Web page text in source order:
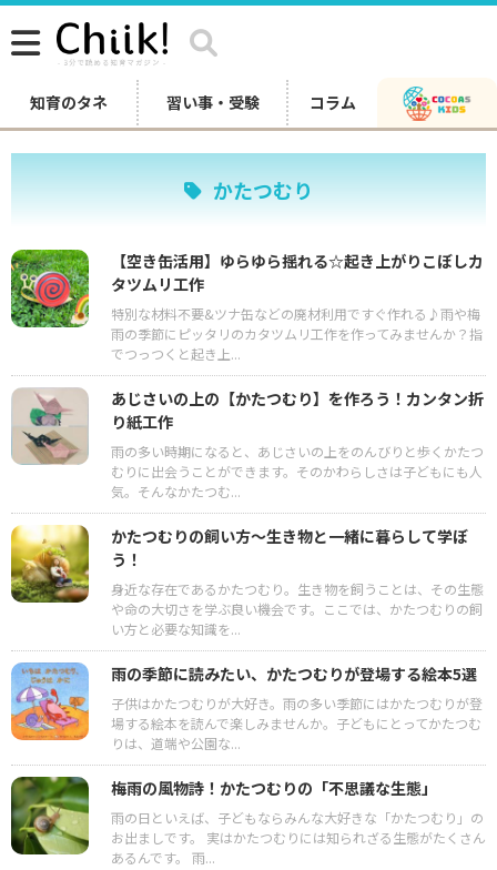
知育のタネ 習い事・受験 コラム
かたつむり
【空き缶活用】ゆらゆら揺れる☆起き上がりこぼしカ
タツムリ工作
特別な材料不要&ツナ缶などの廃材利用ですぐ作れる♪雨や梅
雨の季節にピッタリのカタツムリ工作を作ってみませんか？指
でつっつくと起き上...
あじさいの上の【かたつむり】を作ろう！カンタン折
り紙工作
雨の多い時期になると、あじさいの上をのんびりと歩くかたつ
むりに出会うことができます。そのかわらしさは子どもにも人
気。そんなかたつむ...
かたつむりの飼い方～生き物と一緒に暮らして学ぼ
う！
身近な存在であるかたつむり。生き物を飼うことは、その生態
や命の大切さを学ぶ良い機会です。ここでは、かたつむりの飼
い方と必要な知識を...
雨の季節に読みたい、かたつむりが登場する絵本5選
子供はかたつむりが大好き。雨の多い季節にはかたつむりが登
場する絵本を読んで楽しみませんか。子どもにとってかたつむ
りは、道端や公園な...
梅雨の風物詩！かたつむりの「不思議な生態」
雨の日といえば、子どもならみんな大好きな「かたつむり」の
お出ましです。 実はかたつむりには知られざる生態がたくさん
あるんです。 雨...